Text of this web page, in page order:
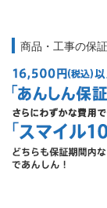
商品・工事の保